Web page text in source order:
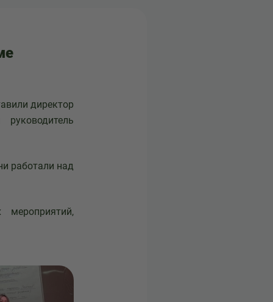
директор
работали над